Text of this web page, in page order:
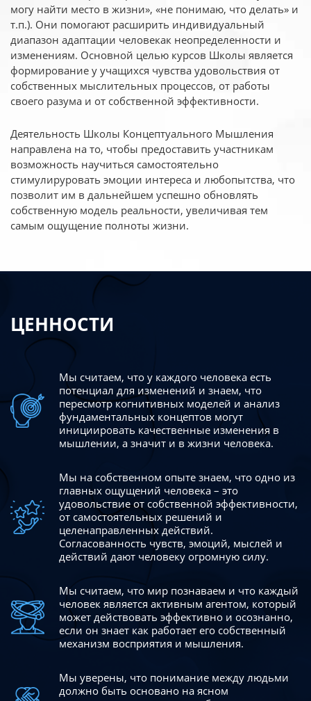
могу найти место в жизни», «не понимаю, что делать» и
т.п.). Они помогают расширить индивидуальный
диапазон адаптации человекак неопределенности и
изменениям. Основной целью курсов Школы является
формирование у учащихся чувства удовольствия от
собственных мыслительных процессов, от работы
своего разума и от собственной эффективности.
Деятельность Школы Концептуального Мышления
направлена на то, чтобы предоставить участникам
возможность научиться самостоятельно
стимулируровать эмоции интереса и любопытства, что
позволит им в дальнейшем успешно обновлять
собственную модель реальности, увеличивая тем
самым ощущение полноты жизни.
ЦЕННОСТИ
Мы считаем, что у каждого человека есть
потенциал для изменений и знаем, что
пересмотр когнитивных моделей и анализ
фундаментальных концептов могут
инициировать качественные изменения в
мышлении, а значит и в жизни человека.
Мы на собственном опыте знаем, что одно из
главных ощущений человека – это
удовольствие от собственной эффективности,
от самостоятельных решений и
целенаправленных действий.
Согласованность чувств, эмоций, мыслей и
действий дают человеку огромную силу.
Мы считаем, что мир познаваем и что каждый
человек является активным агентом, который
может действовать эффективно и осознанно,
если он знает как работает его собственный
механизм восприятия и мышления.
Мы уверены, что понимание между людьми
должно быть основано на ясном